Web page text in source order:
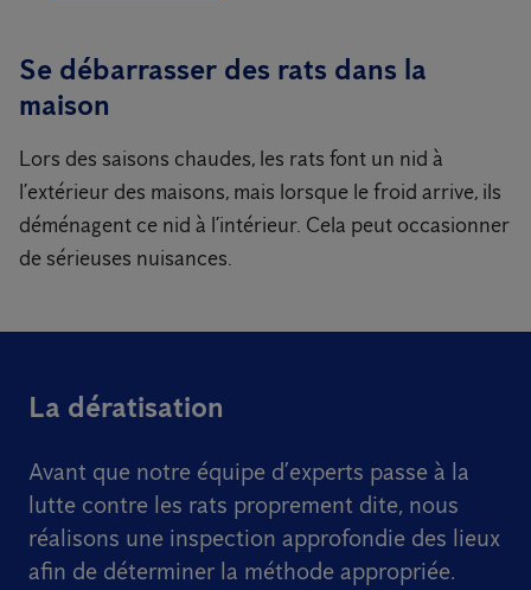
Se débarrasser des rats dans la
maison
Lors des saisons chaudes, les rats font un nid à
l’extérieur des maisons, mais lorsque le froid arrive, ils
déménagent ce nid à l’intérieur. Cela peut occasionner
de sérieuses nuisances.
La dératisation
Avant que notre équipe d’experts passe à la
lutte contre les rats proprement dite, nous
réalisons une inspection approfondie des lieux
afin de déterminer la méthode appropriée.